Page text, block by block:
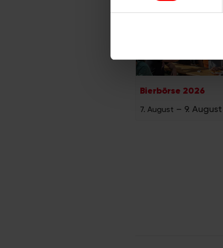
Wir verwenden Cookies,
und die Zugriffe auf unsere
der Dienste gesammelt
Bierbörse 2026
7. August – 9. August